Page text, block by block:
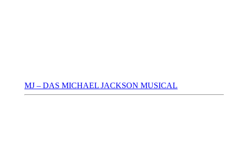
MJ – DAS MICHAEL JACKSON MUSICAL